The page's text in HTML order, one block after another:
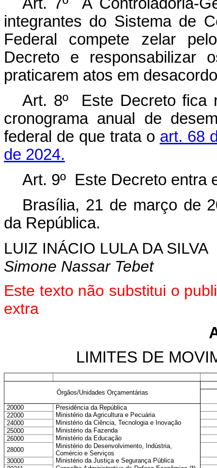
integrantes do Sistema de
Federal compete zelar
Decreto e responsabilizar
praticarem atos em
Art. 8º Este Decreto fica
cronograma anual de
federal de que trata o art. 68
de 2024.
Art. 9º Este Decreto entra
Brasília, 21 de março de
da República.
LUIZ INÁCIO LULA DA SILVA
Simone Nassar Tebet
Este texto não substitui o
extra
LIMITES DE
Órgãos/Unidades Orçamentárias
20000
Presidência da República
22000
Ministério da Agricultura e Pecuária
24000
Ministério da Ciência, Tecnologia e Inovação
25000
Ministério da Fazenda
26000
Ministério da Educação
28000
Ministério do Desenvolvimento, Indústria,
Comércio e Serviços
30000
Ministério da Justiça e Segurança Pública